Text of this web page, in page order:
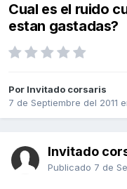
Cual es el ruido
estan gastadas?
Por Invitado corsaris
7 de Septiembre del 2011
Invitado
Publicado 7 de